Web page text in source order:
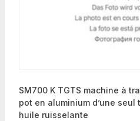
SM700 K TGTS machine à
pot en aluminium d’une
huile ruisselante